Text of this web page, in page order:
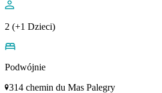
2 (+1 Dzieci)
Podwójnie
314 chemin du Mas Palegry